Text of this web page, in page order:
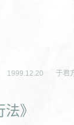
1999.12.20 于君
》